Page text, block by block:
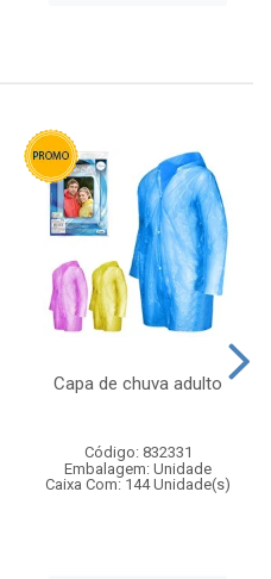
Capa de chuva adulto
Código: 832331
Embalagem: Unidade
Caixa Com: 144 Unidade(s)